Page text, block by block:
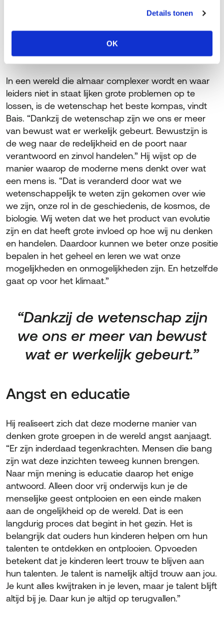
Details tonen
OK
in je modellen dichter bij de realiteit uit.”
Wetenschappelijk kompas
In een wereld die almaar complexer wordt en waar
leiders niet in staat lijken grote problemen op te
lossen, is de wetenschap het beste kompas, vindt
Bais. “Dankzij de wetenschap zijn we ons er meer
van bewust wat er werkelijk gebeurt. Bewustzijn is
de weg naar de redelijkheid en de poort naar
verantwoord en zinvol handelen.” Hij wijst op de
manier waarop de moderne mens denkt over wat
een mens is. “Dat is veranderd door wat we
wetenschappelijk te weten zijn gekomen over wie
we zijn, onze rol in de geschiedenis, de kosmos, de
biologie. Wij weten dat we het product van evolutie
zijn en dat heeft grote invloed op hoe wij nu denken
en handelen. Daardoor kunnen we beter onze positie
bepalen in het geheel en leren we wat onze
mogelijkheden en onmogelijkheden zijn. En hetzelfde
gaat op voor het klimaat.”
“Dankzij de wetenschap zijn
we ons er meer van bewust
wat er werkelijk gebeurt.”
Angst en educatie
Hij realiseert zich dat deze moderne manier van
denken grote groepen in de wereld angst aanjaagt.
“Er zijn inderdaad tegenkrachten. Mensen die bang
zijn wat deze inzichten teweeg kunnen brengen.
Naar mijn mening is educatie daarop het enige
antwoord. Alleen door vrij onderwijs kun je de
menselijke geest ontplooien en een einde maken
aan de ongelijkheid op de wereld. Dat is een
langdurig proces dat begint in het gezin. Het is
belangrijk dat ouders hun kinderen helpen om hun
talenten te ontdekken en ontplooien. Opvoeden
betekent dat je kinderen leert trouw te blijven aan
hun talenten. Je talent is namelijk altijd trouw aan jou.
Je kunt alles kwijtraken in je leven, maar je talent blijft
altijd bij je. Daar kun je altijd op terugvallen.”